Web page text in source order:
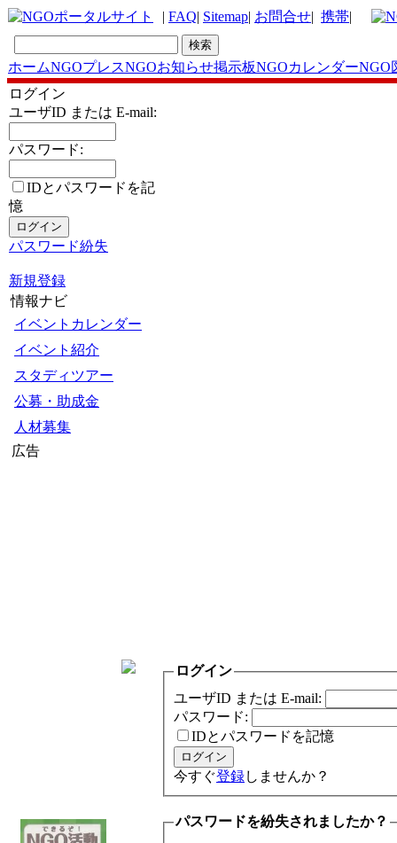
| FAQ| Sitemap| お問合せ| 携帯|
ホームNGOプレスNGOお知らせ掲示板NGOカレンダーNGO
ログイン
ユーザID または E-mail:
パスワード:
IDとパスワードを記
憶
パスワード紛失
新規登録
情報ナビ
イベントカレンダー
イベント紹介
スタディツアー
公募・助成金
人材募集
広告
ログイン
ユーザID または E-mail:
パスワード:
IDとパスワードを記憶
今すぐ登録しませんか？
パスワードを紛失されましたか？